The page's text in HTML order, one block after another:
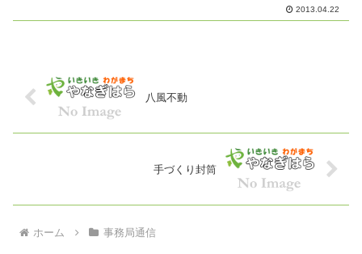
の参加者のみなさんもさぞや寒かったこ
とでしょう。飯縄山にもまた雪
2013.04.22
八風不動
手づくり封筒
ホーム 事務局通信